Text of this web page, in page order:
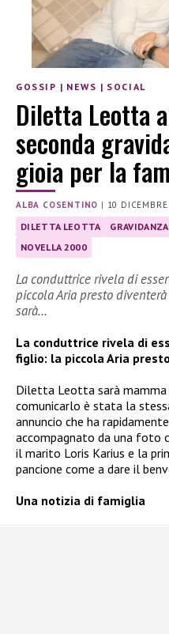
GOSSIP | NEWS | SOCIAL
Diletta Leotta
seconda
gioia per la
ALBA COSENTINO | 10
DILETTA LEOTTA GRAVIDANZA
NOVELLA 2000
La conduttrice rivela di
piccola Aria presto
sarà…
La conduttrice rivela di
figlio: la piccola Aria
Diletta Leotta sarà mamma
comunicarlo è stata la
annuncio che ha
accompagnato da una foto
il marito Loris Karius e la
pancione come a dare il
Una notizia di famiglia